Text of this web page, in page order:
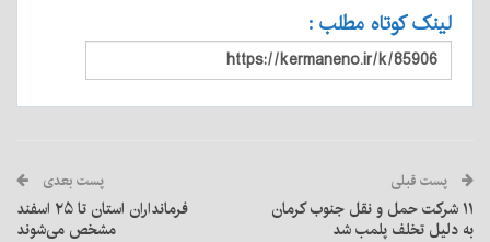
لینک کوتاه مطلب :
پست قبلی
۱۱ شرکت حمل و نقل جنوب کرمان
به دلیل تخلف پلمب شد
پست بعدی
فرمانداران استان تا ۲۵ اسفند
مشخص می‌شوند